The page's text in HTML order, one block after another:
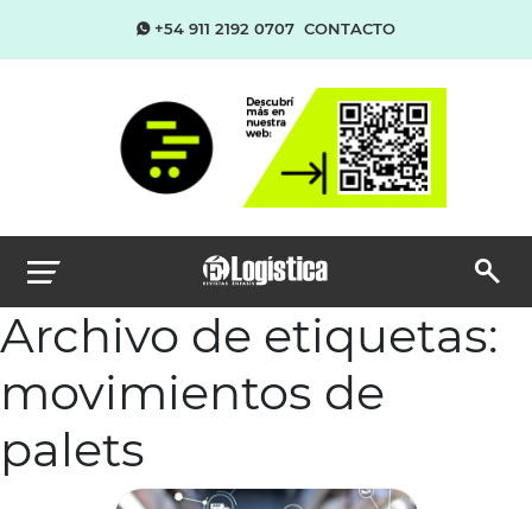
+54 911 2192 0707 CONTACTO
Archivo de etiquetas:
movimientos de
palets